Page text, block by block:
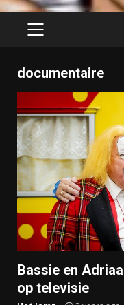
PRIMARY
documentaire
Bassie en
op televisie